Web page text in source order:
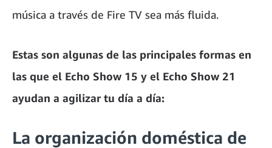
música a través de Fire TV sea más fluida.
Estas son algunas de las principales formas en
las que el Echo Show 15 y el Echo Show 21
ayudan a agilizar tu día a día:
La organización doméstica de